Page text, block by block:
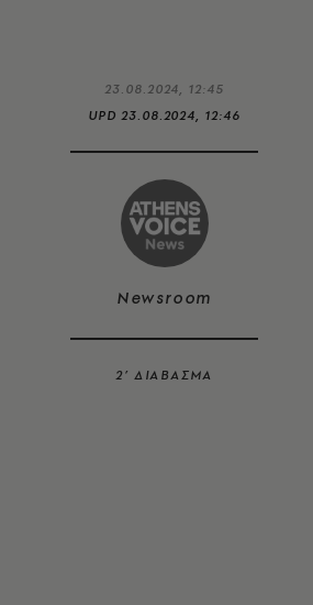
23.08.2024, 12:45
UPD23.08.2024, 12:46
Newsroom
2’ ΔΙΑΒΑΣΜΑ